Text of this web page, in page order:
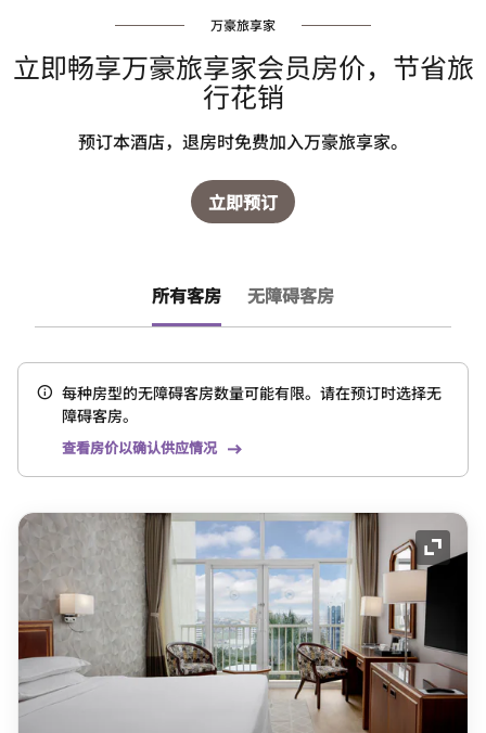
万豪旅享家
立即畅享万豪旅享家会员房价，节省旅
行花销
预订本酒店，退房时免费加入万豪旅享家。
立即预订
所有客房 无障碍客房
每种房型的无障碍客房数量可能有限。请在预订时选择无
障碍客房。
查看房价以确认供应情况
展开